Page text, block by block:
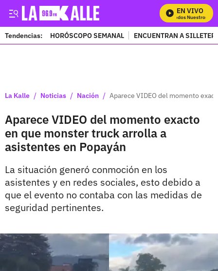
EN VIVO
Mira Todos Nuestros
Tendencias: HORÓSCOPO SEMANAL ENCUENTRAN A
La Kalle / Noticias / Nación / Aparece VIDEO del momento
Aparece VIDEO del momento exacto
en que monster truck arrolla a
asistentes en Popayán
La situación generó conmoción en los
asistentes y en redes sociales, esto debido a
que el evento no contaba con las medidas de
seguridad pertinentes.